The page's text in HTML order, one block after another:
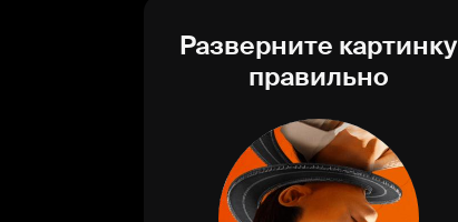
Разверните картинку
правильно